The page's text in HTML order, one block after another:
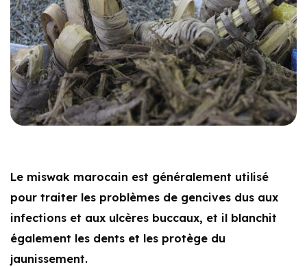
Le miswak marocain est généralement utilisé
pour traiter les problèmes de gencives dus aux
infections et aux ulcères buccaux, et il blanchit
également les dents et les protège du
jaunissement.